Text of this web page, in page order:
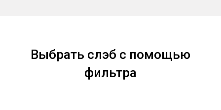
Выбрать слэб с помощью
фильтра